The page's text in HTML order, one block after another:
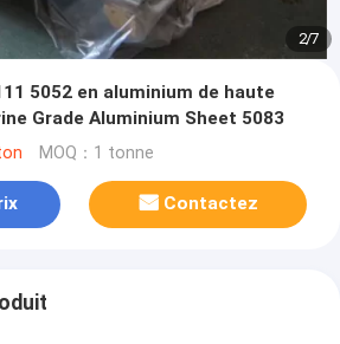
2/7
5052 en aluminium de haute
Grade Aluminium Sheet 5083
MOQ：1 tonne
Contactez